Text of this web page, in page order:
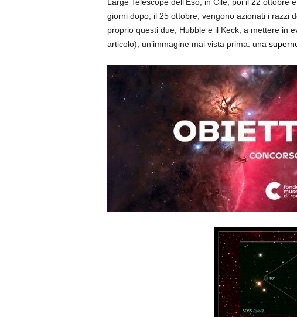
giorni dopo, il 25 ottobre, vengono azionati i razzi
proprio questi due, Hubble e il Keck, a mettere in
articolo), un’immagine mai vista prima: una